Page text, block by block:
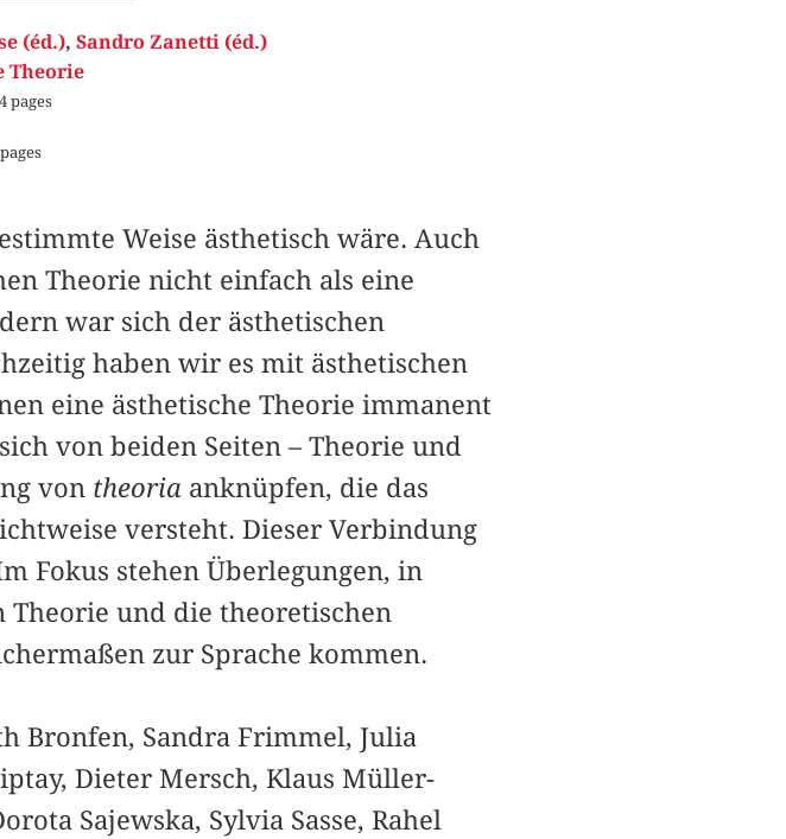
(éd.), Sandro Zanetti (éd.)
Theorie
pages
Weise ästhetisch wäre. Auch
Theorie nicht einfach als eine
war sich der ästhetischen
haben wir es mit ästhetischen
eine ästhetische Theorie immanent
von beiden Seiten – Theorie und
von theoria anknüpfen, die das
versteht. Dieser Verbindung
Fokus stehen Überlegungen, in
und die theoretischen
zur Sprache kommen.
Bronfen, Sandra Frimmel, Julia
Dieter Mersch, Klaus Müller-
Sajewska, ­Sylvia Sasse, Rahel